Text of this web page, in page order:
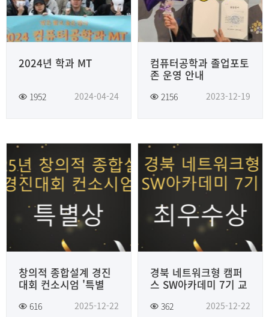
2024년 학과 MT
1952 2024-04-24
컴퓨터공학과 졸업포토
존 운영 안내
2156 2023-12-19
창의적 종합설계 경진
대회 컨소시엄 '특별
616 2025-12-22
경북 네트워크형 캠퍼
스 SW아카데미 7기 교
362 2025-12-22